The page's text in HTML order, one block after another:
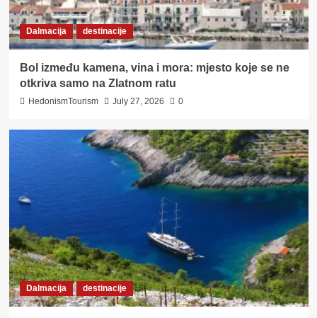
Dalmacija destinacije
Bol između kamena, vina i mora: mjesto koje se ne
otkriva samo na Zlatnom ratu
HedonismTourism July 27, 2026 0
Dalmacija destinacije